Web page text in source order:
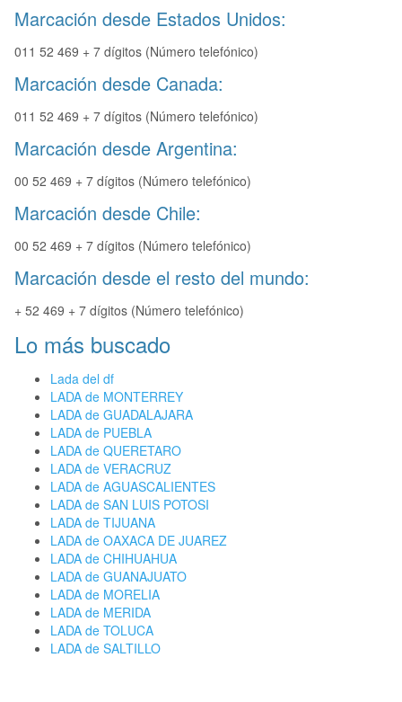
Marcación desde Estados Unidos:
011 52 469 + 7 dígitos (Número telefónico)
Marcación desde Canada:
011 52 469 + 7 dígitos (Número telefónico)
Marcación desde Argentina:
00 52 469 + 7 dígitos (Número telefónico)
Marcación desde Chile:
00 52 469 + 7 dígitos (Número telefónico)
Marcación desde el resto del mundo:
+ 52 469 + 7 dígitos (Número telefónico)
Lo más buscado
Lada del df
LADA de MONTERREY
LADA de GUADALAJARA
LADA de PUEBLA
LADA de QUERETARO
LADA de VERACRUZ
LADA de AGUASCALIENTES
LADA de SAN LUIS POTOSI
LADA de TIJUANA
LADA de OAXACA DE JUAREZ
LADA de CHIHUAHUA
LADA de GUANAJUATO
LADA de MORELIA
LADA de MERIDA
LADA de TOLUCA
LADA de SALTILLO